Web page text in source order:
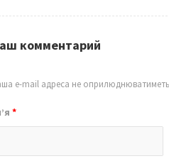
комментарий
e-mail адреса не
*